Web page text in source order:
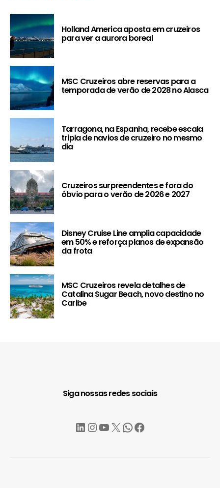
Holland America aposta em cruzeiros
para ver a aurora boreal
MSC Cruzeiros abre reservas para a
temporada de verão de 2028 no Alasca
Tarragona, na Espanha, recebe escala
tripla de navios de cruzeiro no mesmo
dia
Cruzeiros surpreendentes e fora do
óbvio para o verão de 2026 e 2027
Disney Cruise Line amplia capacidade
em 50% e reforça planos de expansão
da frota
MSC Cruzeiros revela detalhes de
Catalina Sugar Beach, novo destino no
Caribe
Siga nossas redes sociais
LinkedIn
Instagram
YouTube
X WhatsApp
Facebook